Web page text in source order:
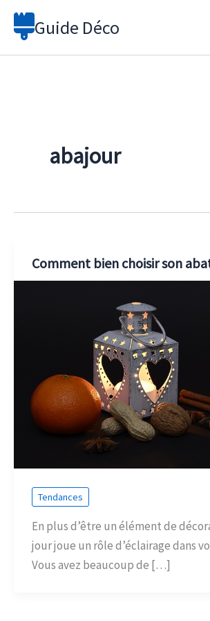
Aller
Guide Déco
abajour
Comment bien choisir son
Tendances
En plus d’être un élément de
jour joue un rôle d’éclairage dans
Vous avez beaucoup de […]